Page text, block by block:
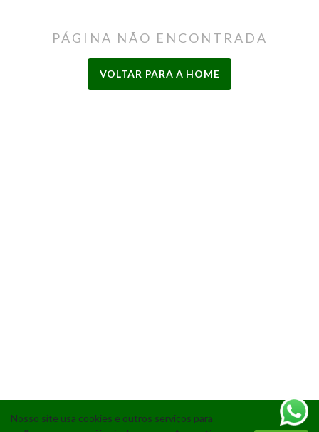
Nosso site usa cookies e outros serviços para
PÁGINA NÃO ENCONTRADA
VOLTAR PARA A HOME